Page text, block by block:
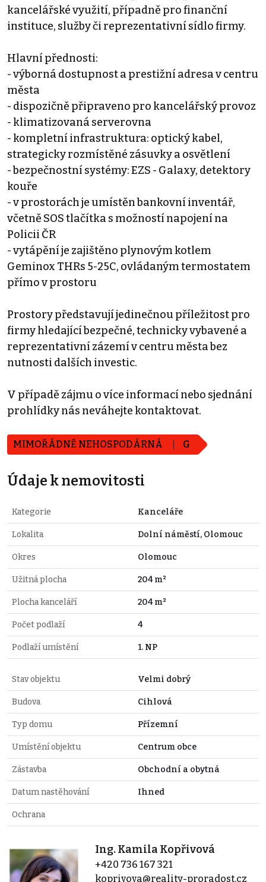
kancelářské využití, případně pro finanční
instituce, služby či reprezentativní sídlo firmy.
Hlavní přednosti:
- výborná dostupnost a prestižní adresa v centru
města
- dispozičně připraveno pro kancelářský provoz
- klimatizovaná serverovna
- kompletní infrastruktura: optický kabel,
strategicky rozmístěné zásuvky a osvětlení
- bezpečnostní systémy: EZS - Galaxy, detektory
kouře
- v prostorách je umístěn bankovní inventář,
včetně SOS tlačítka s možností napojení na
Policii ČR
- vytápění je zajištěno plynovým kotlem
Geminox THRs 5-25C, ovládaným termostatem
přímo v prostoru
Prostory představují jedinečnou příležitost pro
firmy hledající bezpečné, technicky vybavené a
reprezentativní zázemí v centru města bez
nutnosti dalších investic.
V případě zájmu o více informací nebo sjednání
prohlídky nás neváhejte kontaktovat.
MIMOŘÁDNĚ NEHOSPODÁRNÁ G
Údaje k nemovitosti
Kategorie Kanceláře
Lokalita Dolní náměstí, Olomouc
Okres Olomouc
Užitná plocha 204 m²
Plocha kanceláří 204 m²
Počet podlaží 4
Podlaží umístění 1. NP
Stav objektu Velmi dobrý
Budova Cihlová
Typ domu Přízemní
Umístění objektu Centrum obce
Zástavba Obchodní a obytná
Datum nastěhování Ihned
Ochrana
Ing. Kamila Kopřivová
+420 736 167 321
koprivova@reality-proradost.cz